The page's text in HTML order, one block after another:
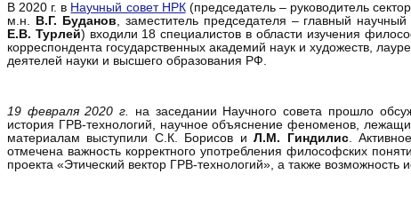
В 2020 г. в Научный совет НРК(председатель – руководитель
м.н.
В.Г. Буданов, заместитель председателя – главный
Е.В. Турлей) входили 18 специалистов в области изучения
корреспондента государственных академий наук и художеств,
деятелей науки и высшего образования РФ.
19 февраля 2020 г. на заседании Научного совета прошло
история ГРВ-технологий, научное объяснение феноменов,
материалам выступили С.К. Борисов иЛ.М. Гиндилис.
отмечена важность корректного употребления философских
проекта «Этический вектор ГРВ-технологий», а также возможность